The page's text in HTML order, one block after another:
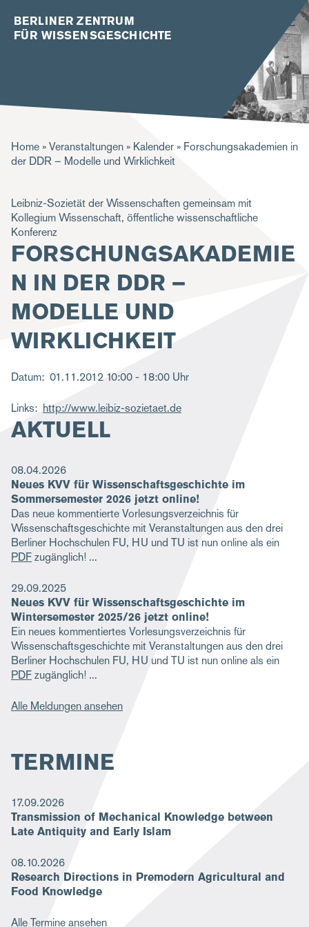
BERLINER ZENTRUM
FÜR WISSENSGESCHICHTE
P
f
a
d
n
a
v
i
g
a
t
o
n
Home Veranstaltungen Kalender
Forschungsakademien in
der DDR – Modelle und Wirklichkeit
Leibniz-Sozietät der Wissenschaften gemeinsam mit
Kollegium Wissenschaft, öffentliche wissenschaftliche
Konferenz
FORSCHUNGSAKADEMIE
N IN DER DDR –
MODELLE UND
WIRKLICHKEIT
Datum 01.11.2012 10:00 - 18:00 Uhr
Links http://www.leibiz-sozietaet.de
AKTUELL
08.04.2026
Neues KVV für Wissenschaftsgeschichte im
Sommersemester 2026 jetzt online!
Das neue kommentierte Vorlesungsverzeichnis für
Wissenschaftsgeschichte mit Veranstaltungen aus den drei
Berliner Hochschulen FU, HU und TU ist nun online als ein
PDFzugänglich!
29.09.2025
Neues KVV für Wissenschaftsgeschichte im
Wintersemester 2025/26 jetzt online!
Ein neues kommentiertes Vorlesungsverzeichnis für
Wissenschaftsgeschichte mit Veranstaltungen aus den drei
Berliner Hochschulen FU, HU und TU ist nun online als ein
PDFzugänglich!
Alle Meldungen ansehen
TERMINE
17.09.2026
Transmission of Mechanical Knowledge between
Late Antiquity and Early Islam
08.10.2026
Research Directions in Premodern Agricultural and
Food Knowledge
Alle Termine ansehen